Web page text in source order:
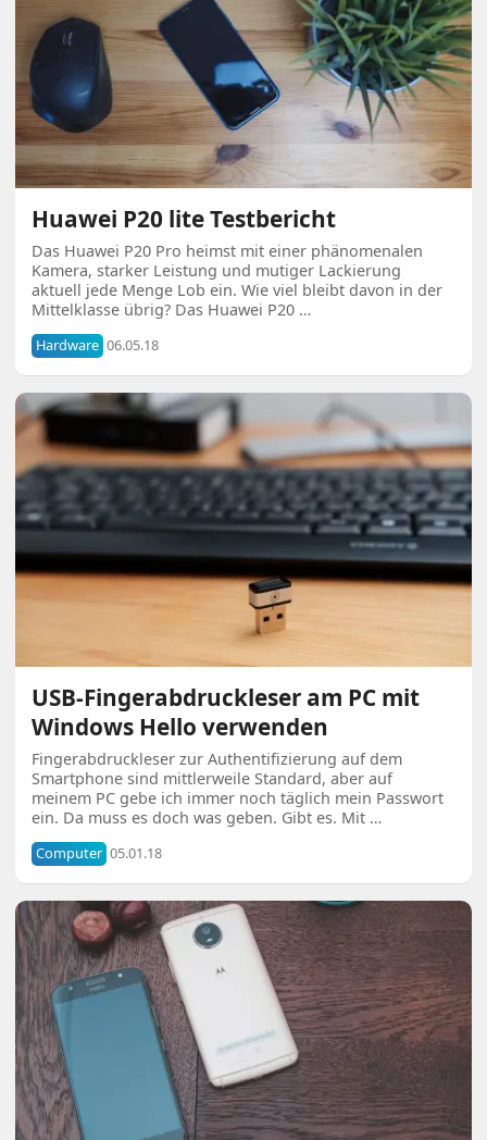
Huawei P20 lite Testbericht
Das Huawei P20 Pro heimst mit einer phänomenalen
Kamera, starker Leistung und mutiger Lackierung
aktuell jede Menge Lob ein. Wie viel bleibt davon in der
Mittelklasse übrig? Das Huawei P20 …
Hardware 06.05.18
USB-Fingerabdruckleser am PC mit
Windows Hello verwenden
Fingerabdruckleser zur Authentifizierung auf dem
Smartphone sind mittlerweile Standard, aber auf
meinem PC gebe ich immer noch täglich mein Passwort
ein. Da muss es doch was geben. Gibt es. Mit …
Computer 05.01.18